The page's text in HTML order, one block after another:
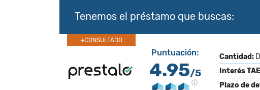
Tenemos el préstamo que buscas:
+CONSULTADO
Puntuación:
4.95/5
Cantidad:
Interés
Plazo de